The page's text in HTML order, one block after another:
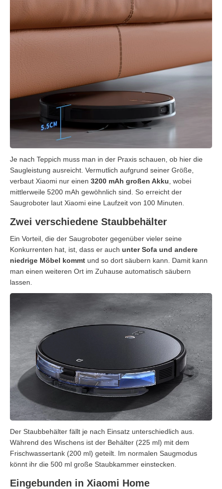
Je nach Teppich muss man in der Praxis schauen, ob hier die
Saugleistung ausreicht. Vermutlich aufgrund seiner Größe,
verbaut Xiaomi nur einen 3200 mAh großen Akku , wobei
mittlerweile 5200 mAh gewöhnlich sind. So erreicht der
Saugroboter laut Xiaomi eine Laufzeit von 100 Minuten.
Zwei verschiedene Staubbehälter
Ein Vorteil, die der Saugroboter gegenüber vieler seine
Konkurrenten hat, ist, dass er auch unter Sofa und andere
niedrige Möbel kommt und so dort säubern kann. Damit kann
man einen weiteren Ort im Zuhause automatisch säubern
lassen.
Der Staubbehälter fällt je nach Einsatz unterschiedlich aus.
Während des Wischens ist der Behälter (225 ml) mit dem
Frischwassertank (200 ml) geteilt. Im normalen Saugmodus
könnt ihr die 500 ml große Staubkammer einstecken.
Eingebunden in Xiaomi Home